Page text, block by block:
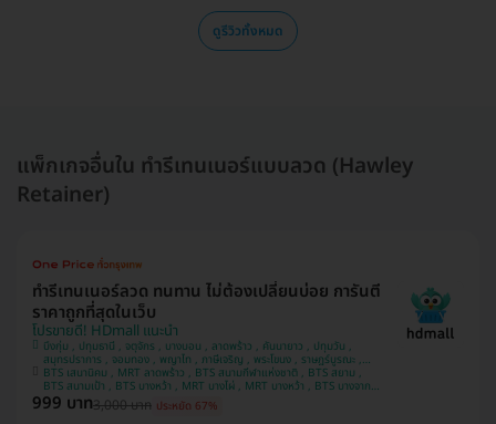
ดูรีวิวทั้งหมด
แพ็กเกจอื่นใน ทำรีเทนเนอร์แบบลวด (Hawley
Retainer)
ทำรีเทนเนอร์ลวด ทนทาน ไม่ต้องเปลี่ยนบ่อย การันตี
ราคาถูกที่สุดในเว็บ
โปรขายดี! HDmall แนะนำ
บึงกุ่ม , ปทุมธานี , จตุจักร , บางบอน , ลาดพร้าว , คันนายาว , ปทุมวัน ,
สมุทรปราการ , จอมทอง , พญาไท , ภาษีเจริญ , พระโขนง , ราษฎร์บูรณะ ,
หนองแขม , บางรัก , ราชเทวี , บริการถึงบ้าน , บางนา , คลองเตย , ตลิ่งชัน
BTS เสนานิคม , MRT ลาดพร้าว , BTS สนามกีฬาแห่งชาติ , BTS สยาม ,
BTS สนามเป้า , BTS บางหว้า , MRT บางไผ่ , MRT บางหว้า , BTS บางจาก ,
BTS พญาไท , BTS ปุณณวิถี , BTS อุดมสุข , BTS บางนา , BTS ศรีนครินทร์
, BTS สะพานควาย
999 บาท3,000 บาท ประหยัด 67%